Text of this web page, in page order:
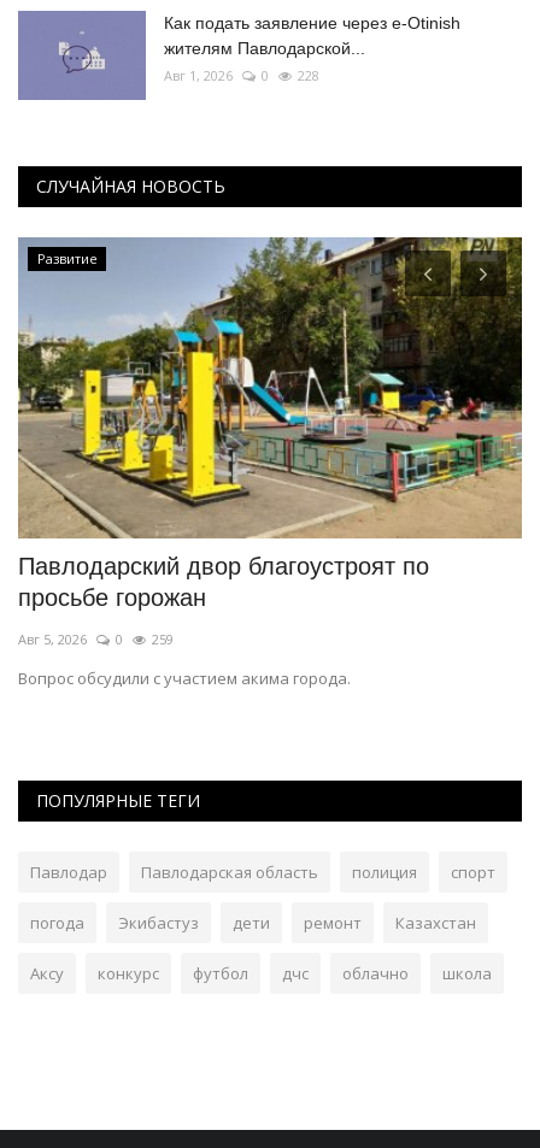
Как подать заявление через e-Otinish
жителям Павлодарской...
Авг 1, 2026 0 228
СЛУЧАЙНАЯ НОВОСТЬ
Развитие
Павлодарский двор благоустроят по
просьбе горожан
Авг 5, 2026 0 259
Вопрос обсудили с участием акима города.
ПОПУЛЯРНЫЕ ТЕГИ
Павлодар Павлодарская область полиция спорт
погода Экибастуз дети ремонт Казахстан
Аксу конкурс футбол дчс облачно школа